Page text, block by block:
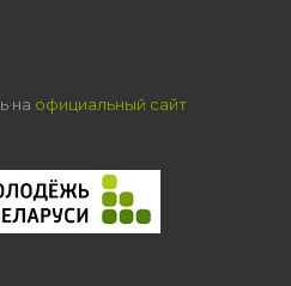
на официальный сайт